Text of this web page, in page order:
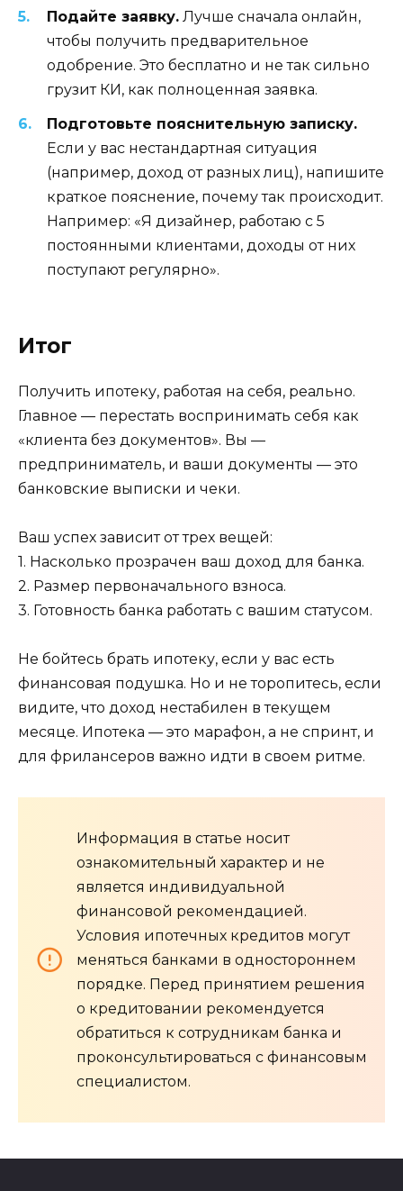
Подайте заявку. Лучше сначала онлайн,
чтобы получить предварительное
одобрение. Это бесплатно и не так сильно
грузит КИ, как полноценная заявка.
Подготовьте пояснительную записку.
Если у вас нестандартная ситуация
(например, доход от разных лиц), напишите
краткое пояснение, почему так происходит.
Например: «Я дизайнер, работаю с 5
постоянными клиентами, доходы от них
поступают регулярно».
Итог
Получить ипотеку, работая на себя, реально.
Главное — перестать воспринимать себя как
«клиента без документов». Вы —
предприниматель, и ваши документы — это
банковские выписки и чеки.
Ваш успех зависит от трех вещей:
1. Насколько прозрачен ваш доход для банка.
2. Размер первоначального взноса.
3. Готовность банка работать с вашим статусом.
Не бойтесь брать ипотеку, если у вас есть
финансовая подушка. Но и не торопитесь, если
видите, что доход нестабилен в текущем
месяце. Ипотека — это марафон, а не спринт, и
для фрилансеров важно идти в своем ритме.
Информация в статье носит
ознакомительный характер и не
является индивидуальной
финансовой рекомендацией.
Условия ипотечных кредитов могут
меняться банками в одностороннем
порядке. Перед принятием решения
о кредитовании рекомендуется
обратиться к сотрудникам банка и
проконсультироваться с финансовым
специалистом.